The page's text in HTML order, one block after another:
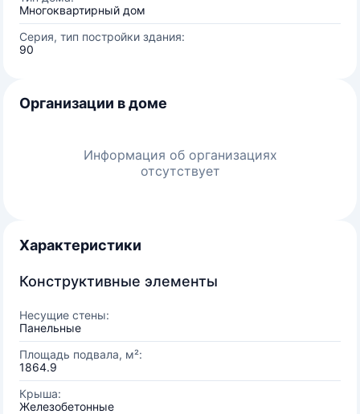
Многоквартирный дом
Серия, тип постройки здания:
90
Организации в доме
Информация об организациях
отсутствует
Характеристики
Конструктивные элементы
Несущие стены:
Панельные
Площадь подвала, м²:
1864.9
Крыша:
Железобетонные